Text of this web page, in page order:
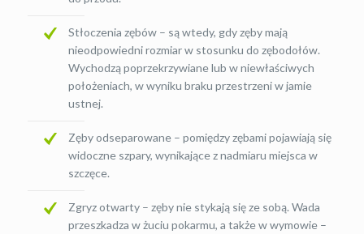
Stłoczenia zębów – są wtedy, gdy zęby mają
nieodpowiedni rozmiar w stosunku do zębodołów.
Wychodzą poprzekrzywiane lub w niewłaściwych
położeniach, w wyniku braku przestrzeni w jamie
ustnej.
Zęby odseparowane – pomiędzy zębami pojawiają się
widoczne szpary, wynikające z nadmiaru miejsca w
szczęce.
Zgryz otwarty – zęby nie stykają się ze sobą. Wada
przeszkadza w żuciu pokarmu, a także w wymowie –